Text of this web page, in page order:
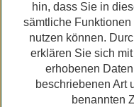
hin, dass Sie in
sämtliche
nutzen können.
erklären Sie sich
erhobenen
beschriebenen Art
benannten